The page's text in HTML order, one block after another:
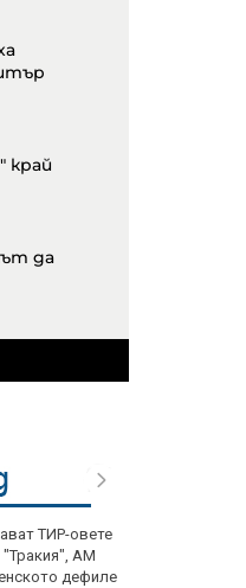
край
да
ТИР-овете
АМ
дефиле